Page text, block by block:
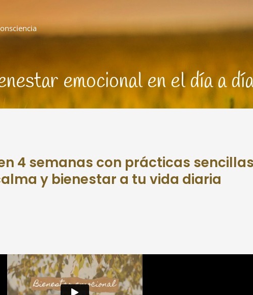
emocional en el día a
4 semanas con prácticas
y bienestar a tu vida diaria